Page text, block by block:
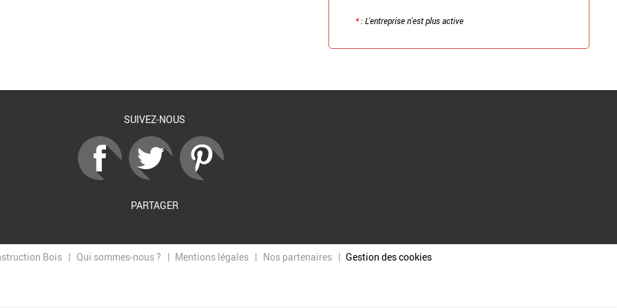
*: L'entreprise n'est plus active
SUIVEZ-NOUS
PARTAGER
Bois Qui sommes-nous ? Mentions légales Nos partenaires Gestion des cookies